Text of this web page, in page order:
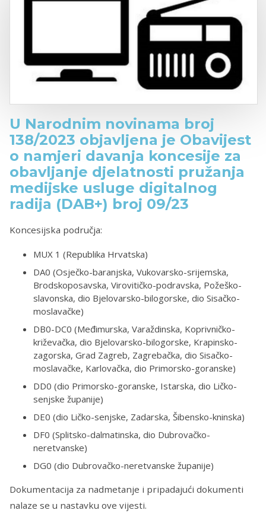
U Narodnim novinama broj
138/2023 objavljena je Obavijest
o namjeri davanja koncesije za
obavljanje djelatnosti pružanja
medijske usluge digitalnog
radija (DAB+) broj 09/23
Koncesijska područja:
MUX 1 (Republika Hrvatska)
DA0 (Osječko-baranjska, Vukovarsko-srijemska,
Brodskoposavska, Virovitičko-podravska, Požeško-
slavonska, dio Bjelovarsko-bilogorske, dio Sisačko-
moslavačke)
DB0-DC0 (Međimurska, Varaždinska, Koprivničko-
križevačka, dio Bjelovarsko-bilogorske, Krapinsko-
zagorska, Grad Zagreb, Zagrebačka, dio Sisačko-
moslavačke, Karlovačka, dio Primorsko-goranske)
DD0 (dio Primorsko-goranske, Istarska, dio Ličko-
senjske županije)
DE0 (dio Ličko-senjske, Zadarska, Šibensko-kninska)
DF0 (Splitsko-dalmatinska, dio Dubrovačko-
neretvanske)
DG0 (dio Dubrovačko-neretvanske županije)
Dokumentacija za nadmetanje i pripadajući dokumenti
nalaze se u nastavku ove vijesti.